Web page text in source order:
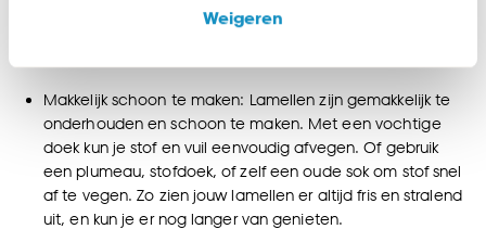
advertenties en communicatie.
van alle cookies, of klik op ‘weigeren’ om alleen de
noodzakelijke cookies te accepteren. Je kunt er ook
voor kiezen om bepaalde cookies wel of niet te
accepteren door op ‘Cookies aanpassen’ te
klikken.
Weigeren
Lamellen zijn niet alleen heel mooi om te zien, maar bieden
ook diverse voordelen. We hebben de voordelen van
Makkelijk schoon te maken: Lamellen zijn gemakkelijk te
onderhouden en schoon te maken. Met een vochtige
doek kun je stof en vuil eenvoudig afvegen. Of gebruik
een plumeau, stofdoek, of zelf een oude sok om stof snel
af te vegen. Zo zien jouw lamellen er altijd fris en stralend
uit, en kun je er nog langer van genieten.